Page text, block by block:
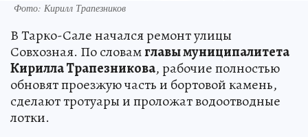
Фото: Кирилл Трапезников
В Тарко-Сале начался ремонт улицы
Совхозная. По словамглавы муниципалитета
Кирилла Трапезникова, рабочие полностью
обновят проезжую часть и бортовой камень,
сделают тротуары и проложат водоотводные
лотки.